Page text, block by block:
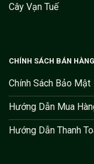
Cây Vạn Tuế
CHÍNH SÁCH BÁN HÀNG
Chính Sách Bảo Mật
Hướng Dẫn Mua
Hướng Dẫn Thanh